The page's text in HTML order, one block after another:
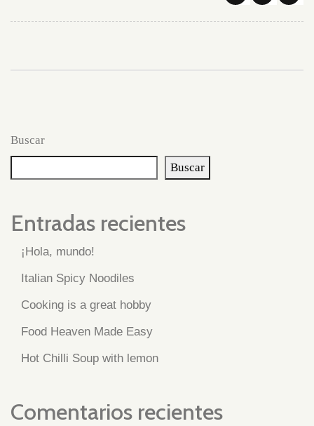
Buscar
Buscar
Entradas recientes
¡Hola, mundo!
Italian Spicy Noodiles
Cooking is a great hobby
Food Heaven Made Easy
Hot Chilli Soup with lemon
Comentarios recientes